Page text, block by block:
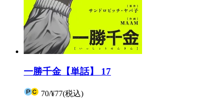
一勝千金【単話】 17
70/¥77(税込)